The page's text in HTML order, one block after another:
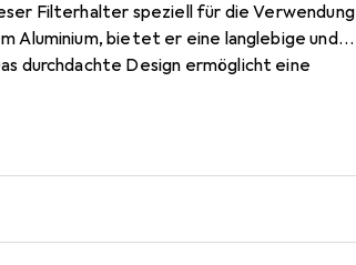
Filterhalter speziell für die Verwendung
bietet er eine langlebige und
durchdachte Design ermöglicht eine
genug, um auch bei anspruchsvollen
Aufnahmen verbessern möchten.